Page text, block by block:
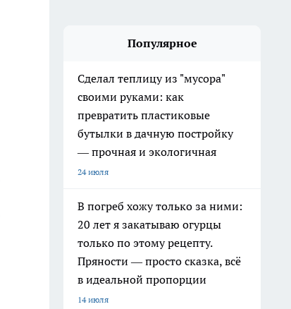
Популярное
Сделал теплицу из "мусора"
своими руками: как
превратить пластиковые
бутылки в дачную постройку
— прочная и экологичная
24 июля
В погреб хожу только за ними:
20 лет я закатываю огурцы
только по этому рецепту.
Пряности — просто сказка, всё
в идеальной пропорции
14 июля